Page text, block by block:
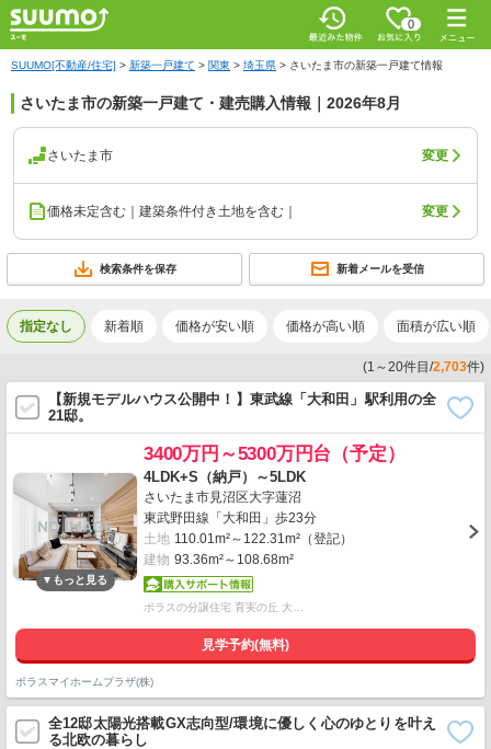
0
SUUMO[不動産/住宅] > 新築一戸建て > 関東 > 埼玉県 > さいたま市の新築一戸建て情報
さいたま市の新築一戸建て・建売購入情報｜2026年8月
さいたま市 変更
価格未定含む｜建築条件付き土地を含む｜ 変更
検索条件を保存 新着メールを受信
指定なし 新着順 価格が安い順 価格が高い順 面積が広い順
(1 ～20件目/2,703件)
【新規モデルハウス公開中！】東武線「大和田」駅利用の全
21邸。
3400万円～5300万円台（予定）
4LDK+S（納戸）～5LDK
さいたま市見沼区大字蓮沼
東武野田線「大和田」歩23分
土地 110.01m²～122.31m²（登記）
建物 93.36m²～108.68m²
ポラスの分譲住宅 育実の丘 大…
見学予約(無料)
ポラスマイホームプラザ(株)
全12邸太陽光搭載GX志向型/環境に優しく心のゆとりを叶え
る北欧の暮らし